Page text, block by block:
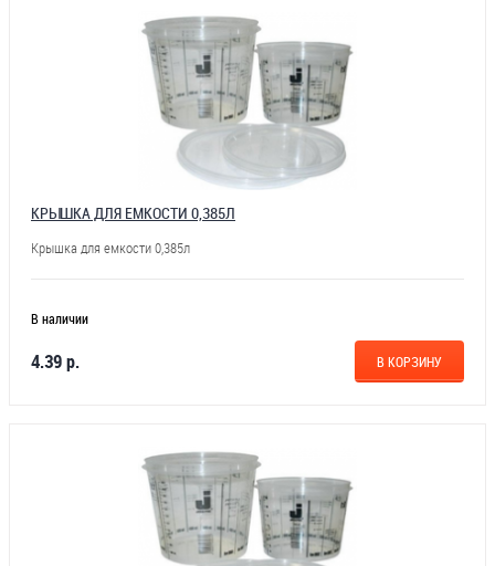
КРЫШКА ДЛЯ ЕМКОСТИ 0,385Л
Крышка для емкости 0,385л
В наличии
4.39 р. В КОРЗИНУ